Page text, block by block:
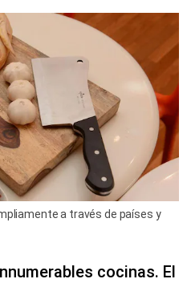
a través de países y
cocinas. El